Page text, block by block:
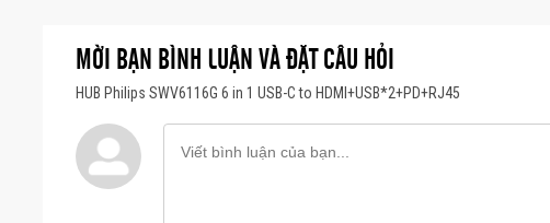
MỜI BẠN BÌNH LUẬN VÀ ĐẶT CÂU HỎI
HUB Philips SWV6116G 6 in 1 USB-C to HDMI+USB*2+PD+RJ45